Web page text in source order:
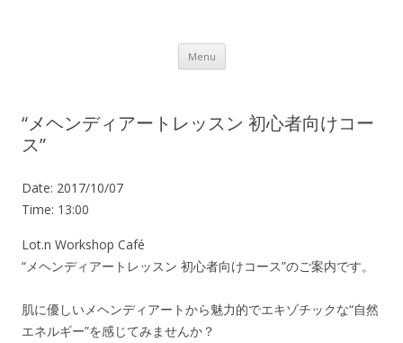
Menu Skip to content
“メヘンディアートレッスン 初心者向けコー
ス”
Date: 2017/10/07
Time: 13:00
Lot.n Workshop Café
“メヘンディアートレッスン 初心者向けコース”のご案内です。
肌に優しいメヘンディアートから魅力的でエキゾチックな“自然
エネルギー”を感じてみませんか？